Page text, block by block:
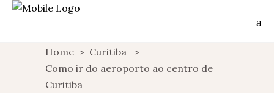
Home > Curitiba
>
Como ir do aeroporto ao centro de
Curitiba